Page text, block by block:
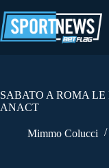
al
contenuto
SABATO A ROMA
ANACT
Mimmo Colucci